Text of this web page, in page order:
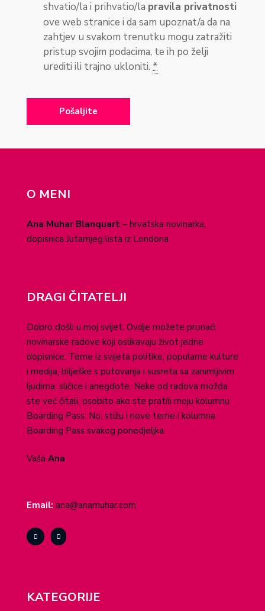
shvatio/la i prihvatio/la pravila privatnosti
ove web stranice i da sam upoznat/a da na
zahtjev u svakom trenutku mogu zatražiti
pristup svojim podacima, te ih po želji
urediti ili trajno ukloniti. *
O MENI
Ana Muhar Blanquart – hrvatska novinarka,
dopisnica Jutarnjeg lista iz Londona
DRAGI ČITATELJI
Dobro došli u moj svijet. Ovdje možete pronaći
novinarske radove koji oslikavaju život jedne
dopisnice. Teme iz svijeta politike, popularne kulture
i medija, bilješke s putovanja i susreta sa zanimljivim
ljudima, sličice i anegdote. Neke od radova možda
ste već čitali, osobito ako ste pratili moju kolumnu
Boarding Pass. No, stižu i nove teme i kolumna
Boarding Pass svakog ponedjeljka.
Vaša Ana
Email: ana@anamuhar.com
KATEGORIJE